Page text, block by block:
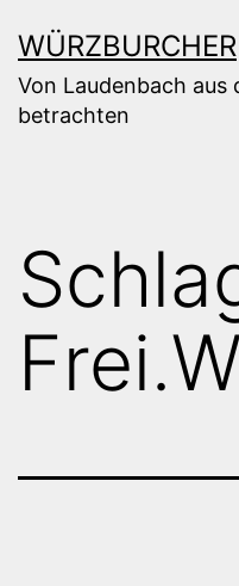
Inhalt
springen
WÜRZBURCHER
Von Laudenbach aus
betrachten